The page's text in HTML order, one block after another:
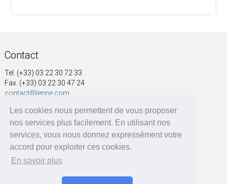
Les cookies nous permettent de vous proposer
nos services plus facilement. En utilisant nos
services, vous nous donnez expressément votre
accord pour exploiter ces cookies.
En savoir plus
Contact
Tel. (+33) 03 22 30 72 33
Fax. (+33) 03 22 30 47 24
contact@lenne.com
Adresse
SOCIÉTÉ NOUVELLE A&G LENNE
41, rue Voltaire
80570 Dargnies - France